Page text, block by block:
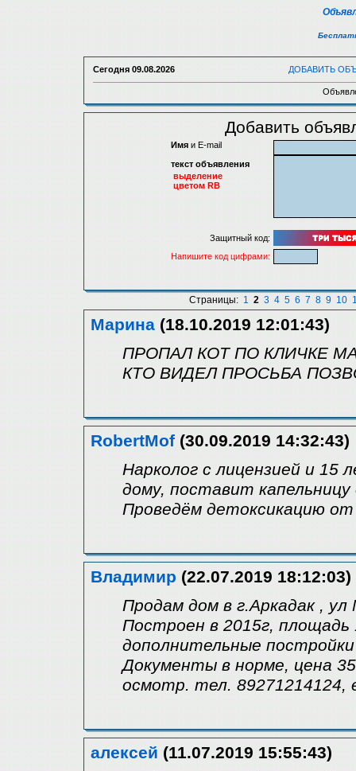
Сегодня 09.08.2026 ДОБАВИТЬ
Добавить
Имя и E-mail
текст объявления
выделение
цветом RB
Защитный код:
Напишите код цифрами:
Страницы: 1 2 3 4 5 6 7 8 9 10
Марина (18.10.2019 12:01:43)
ПРОПАЛ КОТ ПО КЛИЧКЕ
КТО ВИДЕЛ ПРОСЬБА
RobertMof (30.09.2019 14:32:43)
Нарколог с лицензией и 15
дому, поставит
Проведём детоксикацию
Владимир (22.07.2019 18:12:03)
Продам дом в г.Аркадак , ул
Построен в 2015г,
дополнительные
Документы в норме, цена
осмотр. тел. 89271214124,
алексей (11.07.2019 15:55:43)